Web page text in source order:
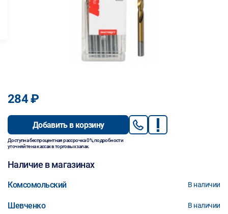
284 ₽
Добавить в корзину
Доступна беспроцентная рассрочка 0%, подробности
уточняйте на кассах в торговых залах.
Наличие в магазинах
Комсомольский В наличии
Шевченко В наличии